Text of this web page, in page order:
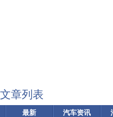
文章列表
最新 汽车资讯